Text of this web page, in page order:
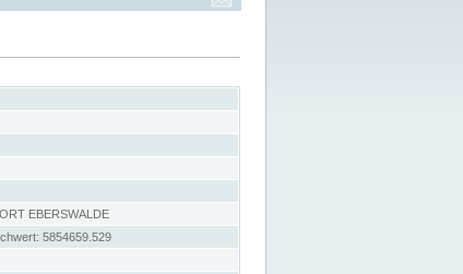
EBERSWALDE
5854659.529